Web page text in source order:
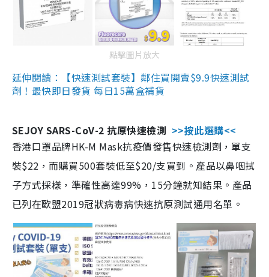
點擊圖片放大
延伸閱讀：【快速測試套裝】鄰住買開賣$9.9快速測試
劑！最快即日發貨 每日15萬盒補貨
SEJOY SARS-CoV-2 抗原快速檢測 >>按此選購<<
香港口罩品牌HK-M Mask抗疫價發售快速檢測劑，單支
裝$22，而購買500套裝低至$20/支買到。產品以鼻咽拭
子方式採樣，準確性高達99%，15分鐘就知結果。產品
已列在歐盟2019冠狀病毒病快速抗原測試通用名單。